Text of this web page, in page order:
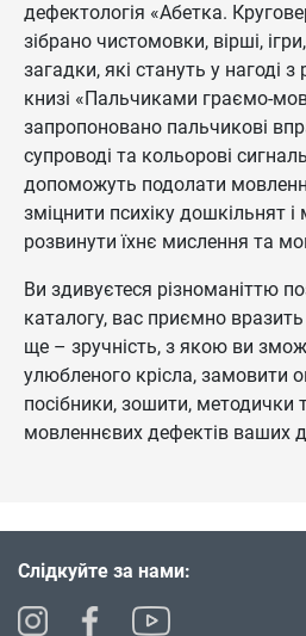
дефектологія «Абетка.
зібрано чистомовки, вірші,
загадки, які стануть у нагоді
книзі «Пальчиками граємо-
запропоновано пальчикові
супроводі та кольорові
допоможуть подолати
зміцнити психіку дошкільнят
розвинути їхнє мислення та
Ви здивуєтеся різноманіттю
каталогу, вас приємно вразить
ще – зручність, з якою ви
улюбленого крісла, замовити
посібники, зошити, методички
мовленнєвих дефектів ваших
Слідкуйте за нами: